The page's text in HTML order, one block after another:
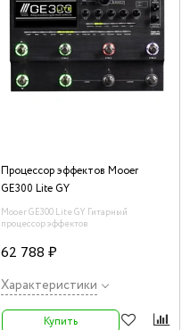
Процессор эффектов Mooer
GE300 Lite GY
Mooer GE300 Lite GY Гитарный
процессор эффектов
62 788 ₽
Характеристики
Купить